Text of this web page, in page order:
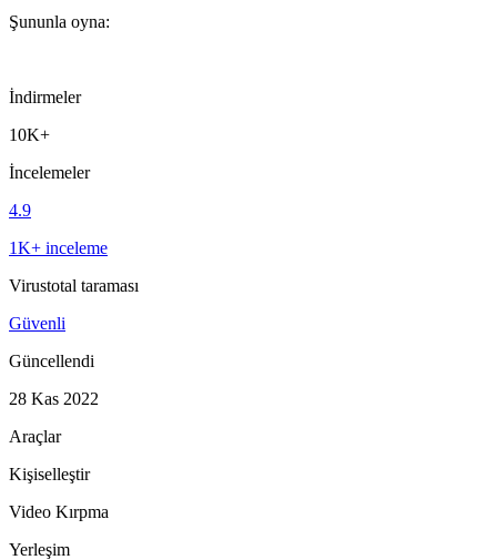
Şununla oyna:
İndirmeler
10K+
İncelemeler
4.9
1K+ inceleme
Virustotal taraması
Güvenli
Güncellendi
28 Kas 2022
Araçlar
Kişiselleştir
Video Kırpma
Yerleşim